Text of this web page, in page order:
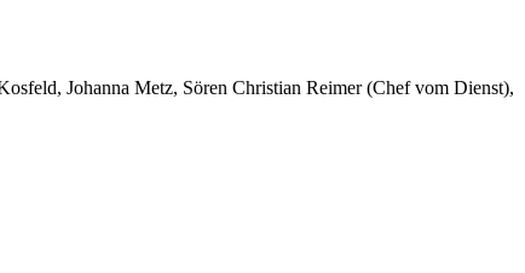
Johanna Metz, Sören Christian Reimer (Chef vom Dienst),